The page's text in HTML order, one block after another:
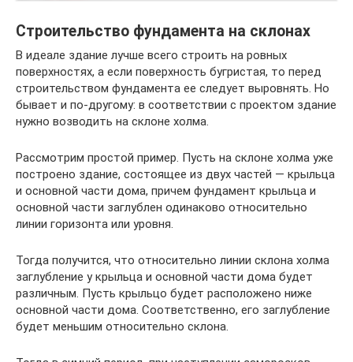
Строительство фундамента на склонах
В идеале здание лучше всего строить на ровных
поверхностях, а если поверхность бугристая, то перед
строительством фундамента ее следует выровнять. Но
бывает и по-другому: в соответствии с проектом здание
нужно возводить на склоне холма.
Рассмотрим простой пример. Пусть на склоне холма уже
построено здание, состоящее из двух частей — крыльца
и основной части дома, причем фундамент крыльца и
основной части заглублен одинаково относительно
линии горизонта или уровня.
Тогда получится, что относительно линии склона холма
заглубление у крыльца и основной части дома будет
различным. Пусть крыльцо будет расположено ниже
основной части дома. Соответственно, его заглубление
будет меньшим относительно склона.